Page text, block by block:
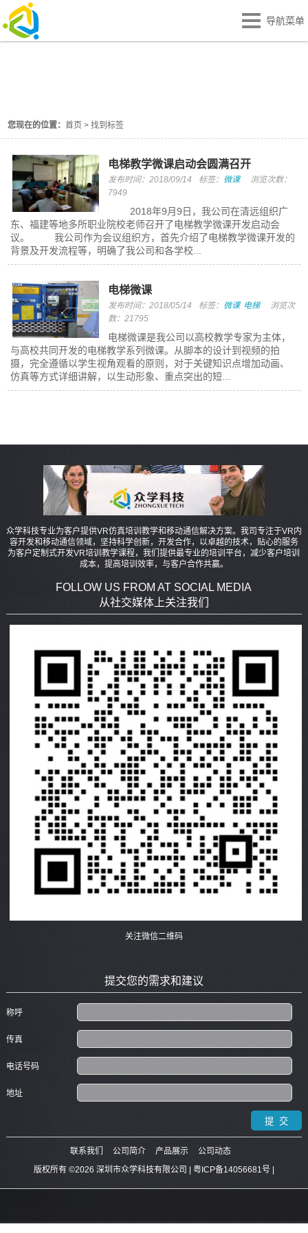
导航菜单
您现在的位置：首页 >找到标签
电梯教学微课启动会圆满召开
发布时间：2018/09/14 标签： 微课
浏览次数：
7949
2018年9月9日，我公司在清远组织广
东、福建等地多所职业院校老师召开了电梯教学微课开发启动会
议。 我公司作为会议组织方，首先介绍了电梯教学微课开发的
背景及开发流程等，明确了我公司和各学校...
电梯微课
发布时间：2018/05/14 标签： 微课 电梯
浏览次
数：21795
电梯微课是我公司以高校教学专家为主体，
与高校共同开发的电梯教学系列微课。从脚本的设计到视频的拍
摄，完全遵循以学生视角观看的原则，对于关键知识点增加动画、
仿真等方式详细讲解，以生动形象、重点突出的短...
众学科技专业为客户提供VR仿真培训教学和移动通信解决方案。我司专注于VR内
容开发和移动通信领域，坚持科学创新，开发合作，以卓越的技术，贴心的服务
为客户定制式开发VR培训教学课程，我们提供最专业的培训平台，减少客户培训
成本，提高培训效率，与客户合作共赢。
FOLLOW US FROM AT SOCIAL MEDIA
从社交媒体上关注我们
关注微信二维码
提交您的需求和建议
称呼
传真
电话号码
地址
联系我们 公司简介 产品展示
公司动态
版权所有 ©2026 深圳市众学科技有限公司 | 粤ICP备14056681号|